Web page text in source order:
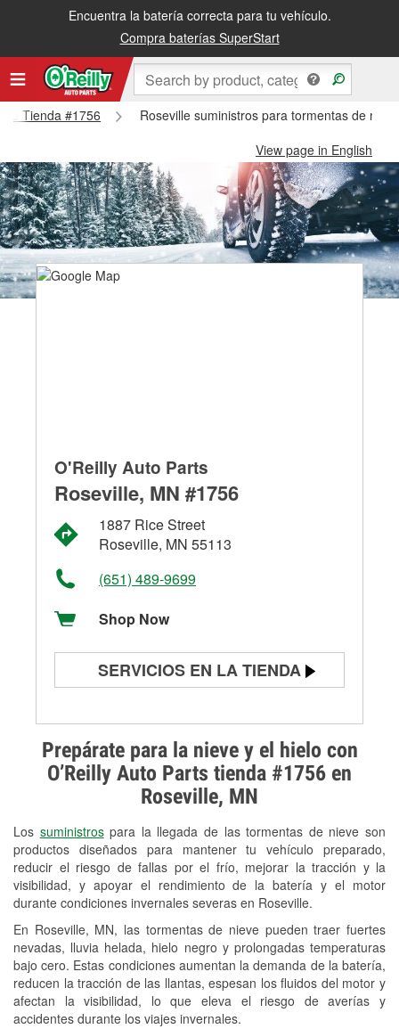
Encuentra la batería correcta para tu vehículo.
Compra baterías SuperStart
Tienda #1756
Roseville suministros para tormentas de
View page in English
Prepárate para la nieve y el hielo con
O’Reilly Auto Parts tienda #1756 en
Roseville, MN
Los suministrospara la llegada de las tormentas de nieve son
productos diseñados para mantener tu vehículo preparado,
reducir el riesgo de fallas por el frío, mejorar la tracción y la
visibilidad, y apoyar el rendimiento de la batería y el motor
durante condiciones invernales severas en Roseville.
En Roseville, MN, las tormentas de nieve pueden traer fuertes
nevadas, lluvia helada, hielo negro y prolongadas temperaturas
bajo cero. Estas condiciones aumentan la demanda de la batería,
reducen la tracción de las llantas, espesan los fluidos del motor y
afectan la visibilidad, lo que eleva el riesgo de averías y
accidentes durante los viajes invernales.
O'Reilly Auto Parts
Roseville, MN #1756
1887 Rice Street
Roseville, MN 55113
(651) 489-9699
Shop Now
SERVICIOS EN LA TIENDA
Prueba de alternadores y
arrancadores
Revisión de la luz "Check Engine"
Reciclaje de baterías y aceite
Instalación de bombillas de faros
Instalación de limpiaparabrisas
Programa de Préstamo de
Herramientas
Rectificación de tambores y discos de
freno